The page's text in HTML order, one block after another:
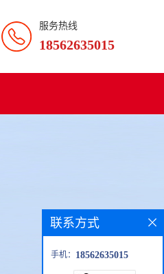
服务热线
18562635015
联系方式
手机： 18562635015